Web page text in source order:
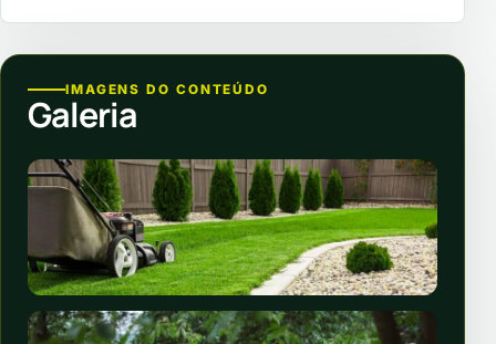
IMAGENS DO CONTEÚDO
Galeria